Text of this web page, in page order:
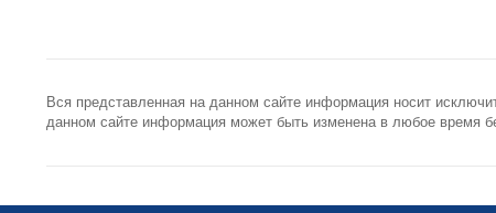
Call-центр 24/7 Общая
Вся представленная на данном сайте информация носит
данном сайте информация может быть изменена в любое время